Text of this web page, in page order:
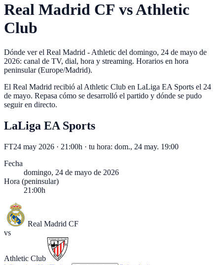
Real Madrid CF vsAthletic
Club
Dónde ver el Real Madrid - Athletic del domingo, 24 de mayo de
2026: canal de TV, dial, hora y streaming. Horarios en hora
peninsular (Europe/Madrid).
El Real Madrid recibió al Athletic Club en LaLiga EA Sports el 24
de mayo. Repasa cómo se desarrolló el partido y dónde se pudo
seguir en directo.
LaLiga EA Sports
FT24 may 2026 · 21:00h · tu hora: dom., 24 may. 19:00
Fecha
domingo, 24 de mayo de 2026
Hora (peninsular)
21:00h
Real Madrid CF
vs
Athletic Club